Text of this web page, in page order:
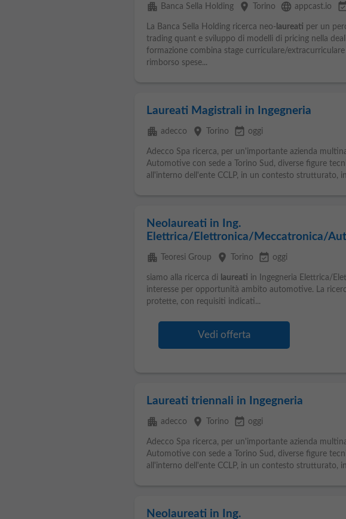
apartment Banca Sella Holding place Torino language appcast.io event_available
La Banca Sella Holding ricerca neo- laureati per un
trading quant e sviluppo di modelli di pricing nella
formazione combina stage curriculare/
rimborso spese...
Laureati Magistrali in Ingegneria
apartment adecco place Torino event_available oggi
Adecco Spa ricerca, per un'importante azienda
Automotive con sede a Torino Sud, diverse figure
all'interno dell'ente CCLP, in un contesto strutturato,
Neolaureati in Ing.
Elettrica/Elettronica/Meccatronica/
apartment Teoresi Group place Torino event_available oggi
siamo alla ricerca di laureati in Ingegneria Elettrica/
interesse per opportunità ambito automotive. La
protette, con requisiti indicati...
Vedi offerta
Laureati triennali in Ingegneria
apartment adecco place Torino event_available oggi
Adecco Spa ricerca, per un'importante azienda
Automotive con sede a Torino Sud, diverse figure
all'interno dell'ente CCLP, in un contesto strutturato,
Neolaureati in Ing.